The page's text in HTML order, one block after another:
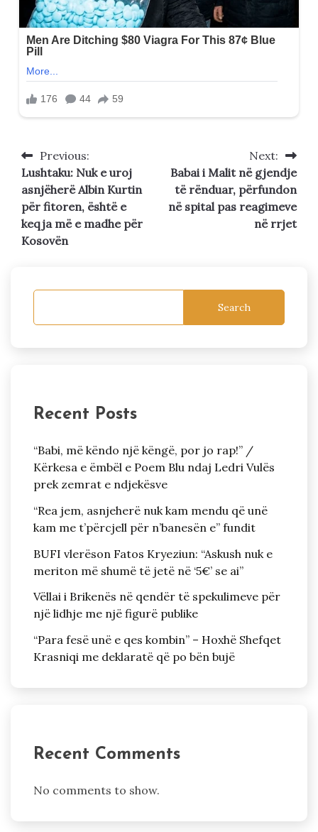
Post
navigation
Previous:
Lushtaku: Nuk e uroj
asnjëherë Albin Kurtin
për fitoren, është e
keqja më e madhe për
Kosovën
Next:
Babai i Malit në gjendje
të rënduar, përfundon
në spital pas reagimeve
në rrjet
Search
Recent Posts
“Babi, më këndo një këngë, por jo rap!” /
Kërkesa e ëmbël e Poem Blu ndaj Ledri Vulës
prek zemrat e ndjekësve
“Rea jem, asnjeherë nuk kam mendu që unë
kam me t’përcjell për n’banesën e” fundit
BUFI vlerëson Fatos Kryeziun: “Askush nuk e
meriton më shumë të jetë në ‘5€’ se ai”
Vëllai i Brikenës në qendër të spekulimeve për
një lidhje me një figurë publike
“Para fesë unë e qes kombin” – Hoxhë Shefqet
Krasniqi me deklaratë që po bën bujë
Recent Comments
No comments to show.